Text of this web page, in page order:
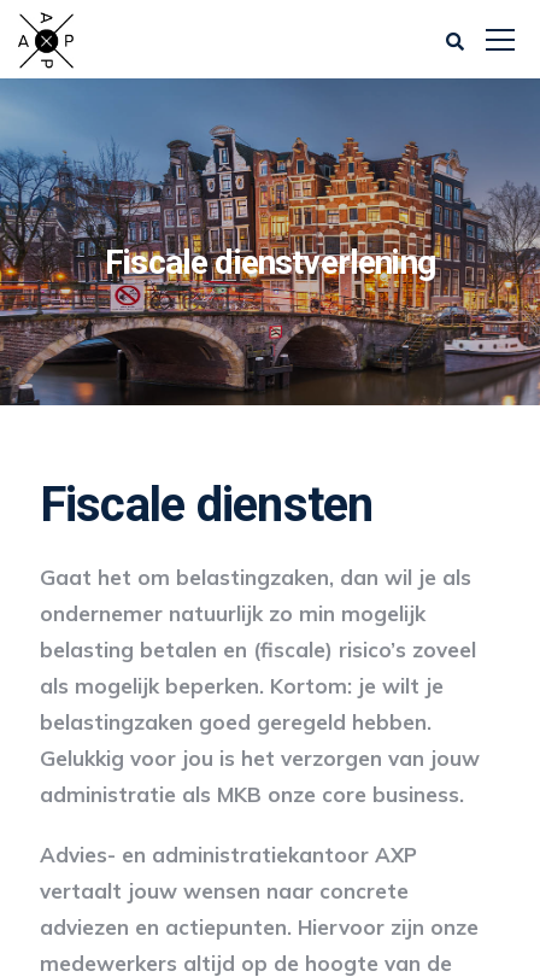
Fiscale dienstverlening
Fiscale diensten
Gaat het om belastingzaken, dan wil je als
ondernemer natuurlijk zo min mogelijk
belasting betalen en (fiscale) risico’s zoveel
als mogelijk beperken. Kortom: je wilt je
belastingzaken goed geregeld hebben.
Gelukkig voor jou is het verzorgen van jouw
administratie als MKB onze core business.
Advies- en administratiekantoor AXP
vertaalt jouw wensen naar concrete
adviezen en actiepunten. Hiervoor zijn onze
medewerkers altijd op de hoogte van de